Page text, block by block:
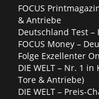
FOCUS
& Antriebe
Deutschland Test
FOCUS Money –
Folge Exzellenter
DIE WELT – Nr. 1
Tore & Antriebe)
DIE WELT – Preis-